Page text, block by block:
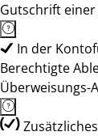
Gutschrift
In der
Berechtigte
Überweisungs-